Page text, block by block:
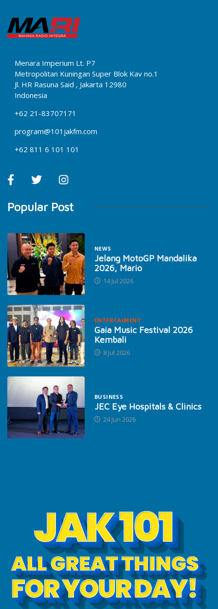
Menara Imperium Lt. P7
Metropolitan Kuningan Super Blok Kav no.1
Jl. HR Rasuna Said , Jakarta 12980
Indonesia
+62 21-83707171
program@101jakfm.com
+62 811 6 101 101
Popular Post
NEWS
Jelang MotoGP Mandalika
2026, Mario
14 Jul 2026
ENTERTAIMENT
Gaia Music Festival 2026
Kembali
8 Jul 2026
BUSINESS
JEC Eye Hospitals & Clinics
24 Jun 2026